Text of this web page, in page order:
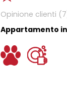
Opinione clienti
Appartamento